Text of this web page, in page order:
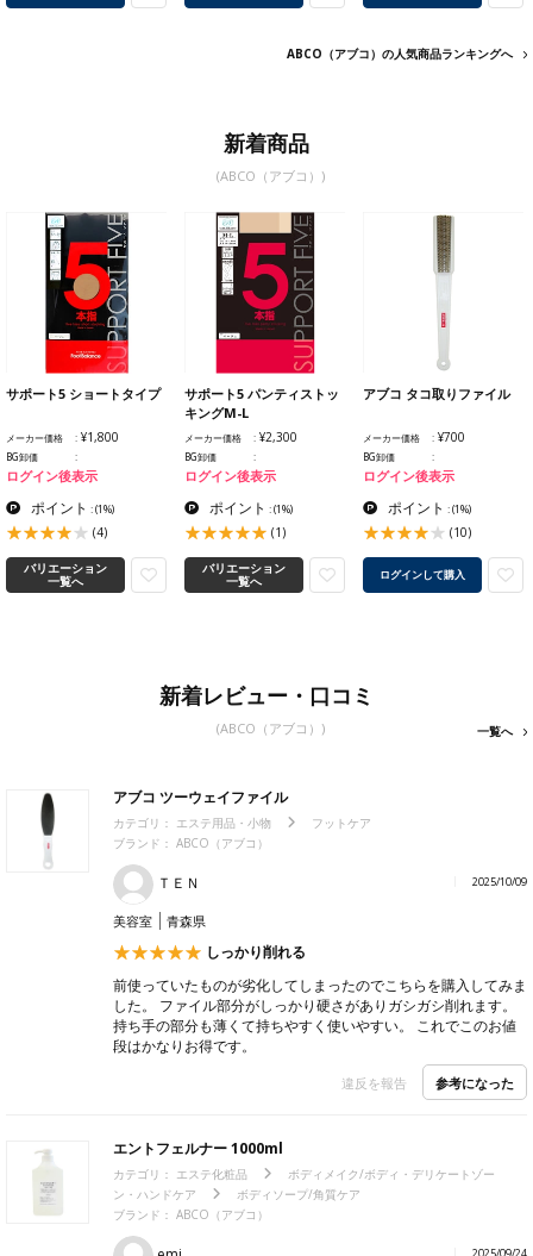
ABCO（アブコ）の人気商品ランキングへ
新着商品
(ABCO（アブコ）)
サポート5 ショートタイプ
メーカー価格 ¥1,800
BG卸価
ログイン後表示
ポイント :(1%)
(4)
バリエーション
一覧へ
サポート5 パンティストッ
キングM-L
メーカー価格 ¥2,300
BG卸価
ログイン後表示
ポイント :(1%)
(1)
バリエーション
一覧へ
アブコ タコ取りファイル
メーカー価格 ¥700
BG卸価
ログイン後表示
ポイント :(1%)
(10)
ログインして購入
新着レビュー・口コミ
(ABCO（アブコ）) 一覧へ
アブコ ツーウェイファイル
カテゴリ： エステ用品・小物
フットケア
ブランド： ABCO（アブコ）
ＴＥＮ 2025/10/09
美容室 青森県
しっかり削れる
前使っていたものが劣化してしまったのでこちらを購入してみま
した。 ファイル部分がしっかり硬さがありガシガシ削れます。
持ち手の部分も薄くて持ちやすく使いやすい。 これでこのお値
段はかなりお得です。
違反を報告 参考になった
エントフェルナー 1000ml
カテゴリ： エステ化粧品
ボディメイク/ボディ・デリケートゾー
ン・ハンドケア
ボディソープ/角質ケア
ブランド： ABCO（アブコ）